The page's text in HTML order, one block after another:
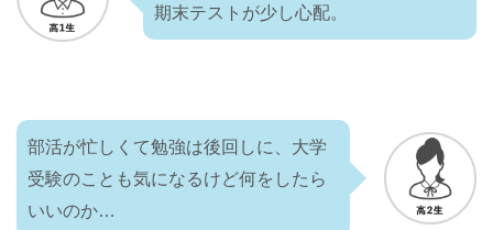
期末テストが少し心配。
部活が忙しくて勉強は後回しに、大学
受験のことも気になるけど何をしたら
いいのか…